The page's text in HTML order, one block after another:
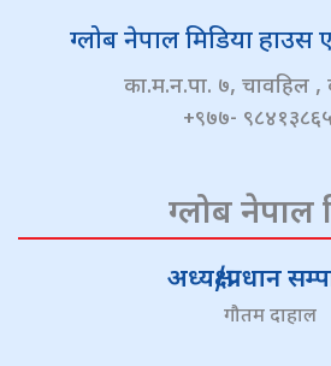
ग्लोब नेपाल मिडिया
का.म.न.पा. ७, चावहिल ,
+९७७-
ग्लोब नेपाल
अध्यक्ष/प्रधान
गौतम दाहाल